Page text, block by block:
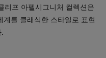
리프 아펠시그니처 컬렉션은
를 클래식한 스타일로 표현